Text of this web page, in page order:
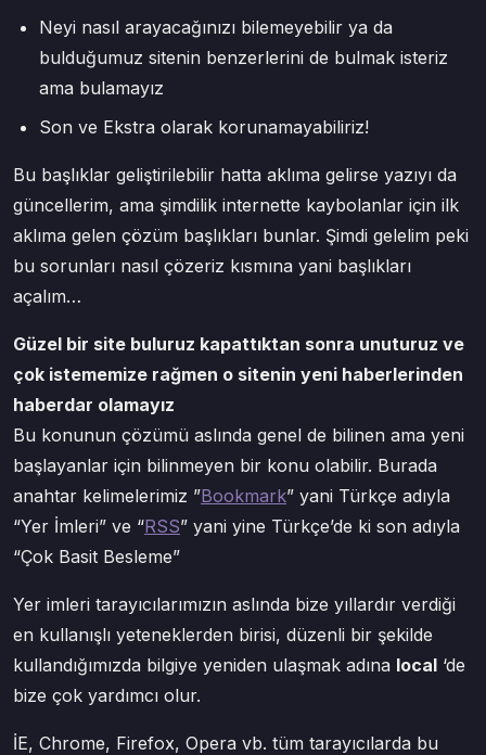
Neyi nasıl arayacağınızı bilemeyebilir ya da
bulduğumuz sitenin benzerlerini de bulmak isteriz
ama bulamayız
Son ve Ekstra olarak korunamayabiliriz!
Bu başlıklar geliştirilebilir hatta aklıma gelirse yazıyı da
güncellerim, ama şimdilik internette kaybolanlar için ilk
aklıma gelen çözüm başlıkları bunlar. Şimdi gelelim peki
bu sorunları nasıl çözeriz kısmına yani başlıkları
açalım…
Güzel bir site buluruz kapattıktan sonra unuturuz ve
çok istememize rağmen o sitenin yeni haberlerinden
haberdar olamayız
Bu konunun çözümü aslında genel de bilinen ama yeni
başlayanlar için bilinmeyen bir konu olabilir. Burada
anahtar kelimelerimiz ”Bookmark” yani Türkçe adıyla
“Yer İmleri” ve “RSS” yani yine Türkçe’de ki son adıyla
“Çok Basit Besleme”
Yer imleri tarayıcılarımızın aslında bize yıllardır verdiği
en kullanışlı yeteneklerden birisi, düzenli bir şekilde
kullandığımızda bilgiye yeniden ulaşmak adına local ‘de
bize çok yardımcı olur.
İE, Chrome, Firefox, Opera vb. tüm tarayıcılarda bu